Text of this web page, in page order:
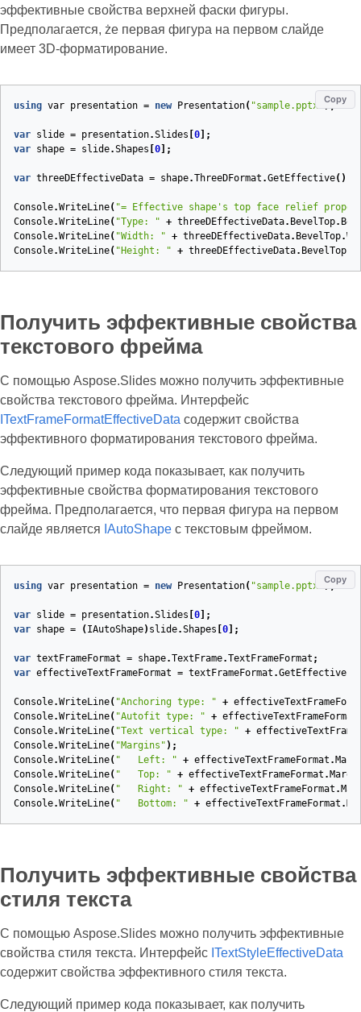
эффективные свойства верхней фаски фигуры.
Предполагается, że первая фигура на первом слайде
имеет 3D‑форматирование.
Copy
using var presentation = new Presentation( "sample.pptx");
var slide = presentation.Slides 0 ];
var shape = slide.Shapes 0 ];
var threeDEffectiveData = shape.ThreeDFormat .GetEffective();
Console.WriteLine( "= Effective shape's top face relief
Console.WriteLine( "Type: " + threeDEffectiveData. BevelTop.
Console.WriteLine( "Width: " + threeDEffectiveData. BevelTop.
Console.WriteLine( "Height: " + threeDEffectiveData. BevelTop
Получить эффективные свойства
текстового фрейма
С помощью Aspose.Slides можно получить эффективные
свойства текстового фрейма. Интерфейс
ITextFrameFormatEffectiveData содержит свойства
эффективного форматирования текстового фрейма.
Следующий пример кода показывает, как получить
эффективные свойства форматирования текстового
фрейма. Предполагается, что первая фигура на первом
слайде является IAutoShape с текстовым фреймом.
Copy
using var presentation = new Presentation( "sample.pptx");
var slide = presentation.Slides 0 ];
var shape = ( IAutoShape) slide.Shapes 0 ];
var textFrameFormat = shape.TextFrame.TextFrameFormat ;
var effectiveTextFrameFormat = textFrameFormat .GetEffective
Console.WriteLine( "Anchoring type: " +
Console.WriteLine( "Autofit type: " + effectiveTextFrameFormat
Console.WriteLine( "Text vertical type: " +
Console.WriteLine( "Margins" );
Console.WriteLine( "   Left: " + effectiveTextFrameFormat .
Console.WriteLine( "   Top: " + effectiveTextFrameFormat .
Console.WriteLine( "   Right: " + effectiveTextFrameFormat .
Console.WriteLine( "   Bottom: " + effectiveTextFrameFormat .
Получить эффективные свойства
стиля текста
С помощью Aspose.Slides можно получить эффективные
свойства стиля текста. Интерфейс ITextStyleEffectiveData
содержит свойства эффективного стиля текста.
Следующий пример кода показывает, как получить